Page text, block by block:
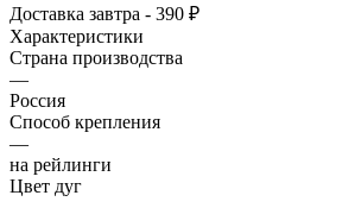
Доставка завтра - 390 ₽
Характеристики
Страна производства
—
Россия
Способ крепления
—
на рейлинги
Цвет дуг